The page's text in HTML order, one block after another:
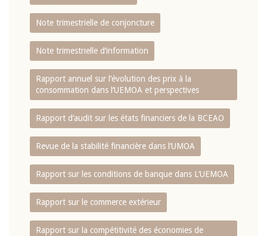
Note trimestrielle de conjoncture
Note trimestrielle d‘information
Rapport annuel sur l‘évolution des prix à la
consommation dans l‘UEMOA et perspectives
Rapport d‘audit sur les états financiers de la BCEAO
Revue de la stabilité financière dans l‘UMOA
Rapport sur les conditions de banque dans L‘UEMOA
Rapport sur le commerce extérieur
Rapport sur la compétitivité des économies de